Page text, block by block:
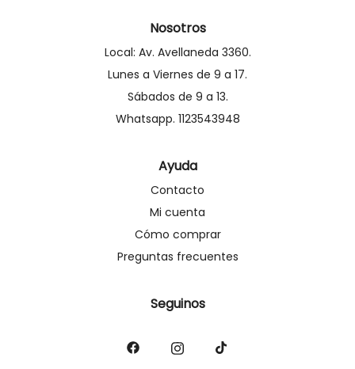
Nosotros
Local: Av. Avellaneda 3360.
Lunes a Viernes de 9 a 17.
Sábados de 9 a 13.
Whatsapp. 1123543948
Ayuda
Contacto
Mi cuenta
Cómo comprar
Preguntas frecuentes
Seguinos